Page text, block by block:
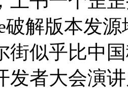
破解版本发
街似乎比中
发者大会演